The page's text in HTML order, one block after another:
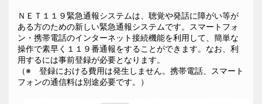
ＮＥＴ１１９緊急通報システムは、聴覚や発話に障がい等が
ある方のための新しい緊急通報システムです。スマートフォ
ン・携帯電話のインターネット接続機能を利用して、簡単な
操作で素早く１１９番通報をすることができます。なお、利
用するには事前登録が必要となります。
（※ 登録における費用は発生しません。携帯電話、スマート
フォンの通信料は別途必要です。）